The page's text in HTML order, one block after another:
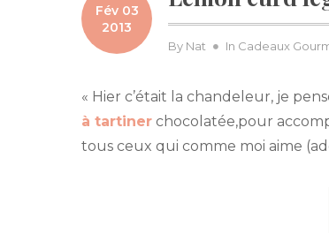
Fév 03
2013
By Nat In Cadeaux
« Hier c’était la chandeleur, je
à tartiner chocolatée,pour
tous ceux qui comme moi aime